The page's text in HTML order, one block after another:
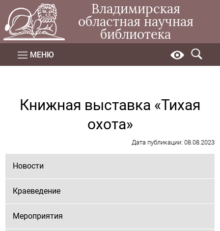
Владимирская
областная научная
библиотека
МЕНЮ
Книжная выставка «Тихая
охота»
Дата публикации: 08.08.2023
Новости
Краеведение
Мероприятия